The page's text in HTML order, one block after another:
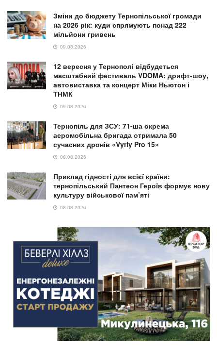
Зміни до бюджету Тернопільської громади
на 2026 рік: куди спрямують понад 222
мільйони гривень
09.08.2026
12 вересня у Тернополі відбудеться
масштабний фестиваль VDOMA: дрифт-шоу,
автовиставка та концерт Міки Ньютон і
ТНМК
09.08.2026
Тернопіль для ЗСУ: 71-ша окрема
аеромобільна бригада отримала 50
сучасних дронів «Vyriy Pro 15»
08.08.2026
Приклад гідності для всієї країни:
тернопільський Пантеон Героїв формує нову
культуру військової пам’яті
08.08.2026